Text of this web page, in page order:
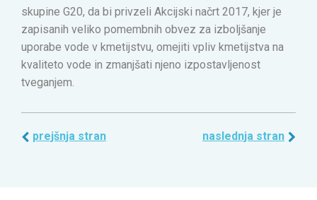
skupine G20, da bi privzeli Akcijski načrt 2017, kjer je
zapisanih veliko pomembnih obvez za izboljšanje
uporabe vode v kmetijstvu, omejiti vpliv kmetijstva na
kvaliteto vode in zmanjšati njeno izpostavljenost
tveganjem.
prejšnja stran naslednja stran